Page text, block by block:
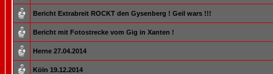
Bericht Extrabreit ROCKT den Gysenberg ! Geil wars !!!
Bericht mit Fotostrecke vom Gig in Xanten !
Herne 27.04.2014
Köln 19.12.2014